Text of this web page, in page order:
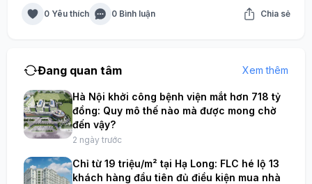
0 Yêu thích 0 Bình luận Chia sẻ
Đang quan tâm Xem thêm
Hà Nội khởi công bệnh viện mắt hơn 718 tỷ
đồng: Quy mô thế nào mà được mong chờ
đến vậy?
2 ngày trước
Chỉ từ 19 triệu/m² tại Hạ Long: FLC hé lộ 13
khách hàng đầu tiên đủ điều kiện mua nhà